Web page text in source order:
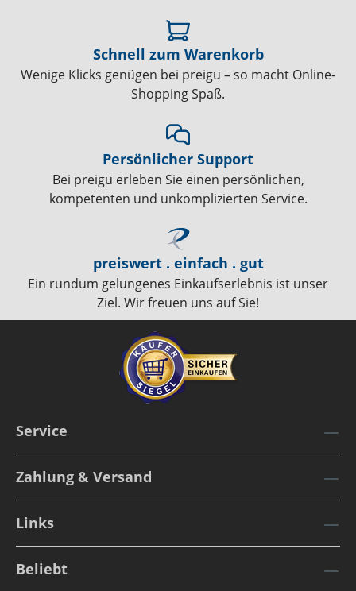
Schnell zum Warenkorb
Wenige Klicks genügen bei preigu – so macht Online-
Shopping Spaß.
Persönlicher Support
Bei preigu erleben Sie einen persönlichen,
kompetenten und unkomplizierten Service.
preiswert . einfach . gut
Ein rundum gelungenes Einkaufserlebnis ist unser
Ziel. Wir freuen uns auf Sie!
Service
Zahlung & Versand
Links
Beliebt